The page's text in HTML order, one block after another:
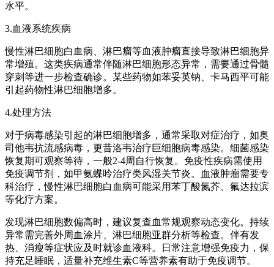
水平。
3.血液系统疾病
慢性淋巴细胞白血病、淋巴瘤等血液肿瘤直接导致淋巴细胞异
常增殖。这类疾病通常伴随淋巴细胞形态异常，需要通过骨髓
穿刺等进一步检查确诊。某些药物如苯妥英钠、卡马西平可能
引起药物性淋巴细胞增多。
4.处理方法
对于病毒感染引起的淋巴细胞增多，通常采取对症治疗，如奥
司他韦抗流感病毒，更昔洛韦治疗巨细胞病毒感染。细菌感染
恢复期可观察等待，一般2-4周自行恢复。免疫性疾病需使用
免疫调节剂，如甲氨蝶呤治疗类风湿关节炎。血液肿瘤需要专
科治疗，慢性淋巴细胞白血病可能采用苯丁酸氮芥、氟达拉滨
等化疗方案。
发现淋巴细胞数偏高时，建议复查血常规观察动态变化。持续
异常需完善外周血涂片、淋巴细胞亚群分析等检查。伴有发
热、消瘦等症状应及时就诊血液科。日常注意增强免疫力，保
持充足睡眠，适量补充维生素C等营养素有助于免疫调节。